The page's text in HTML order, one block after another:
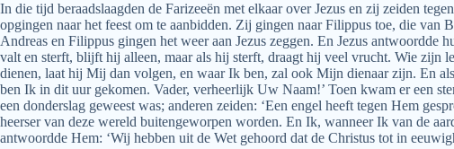
In die tijd beraadslaagden de Farizeeën met elkaar over Jezus en zij zeiden
opgingen naar het feest om te aanbidden. Zij gingen naar Filippus toe, die van
Andreas en Filippus gingen het weer aan Jezus zeggen. En Jezus
valt en sterft, blijft hij alleen, maar als hij sterft, draagt hij veel vrucht. Wie zijn
dienen, laat hij Mij dan volgen, en waar Ik ben, zal ook Mijn dienaar zijn. En
ben Ik in dit uur gekomen. Vader, verheerlijk Uw Naam!’ Toen kwam er een
een donderslag geweest was; anderen zeiden: ‘Een engel heeft tegen Hem
heerser van deze wereld buitengeworpen worden. En Ik, wanneer Ik van de
antwoordde Hem: ‘Wij hebben uit de Wet gehoord dat de Christus tot in